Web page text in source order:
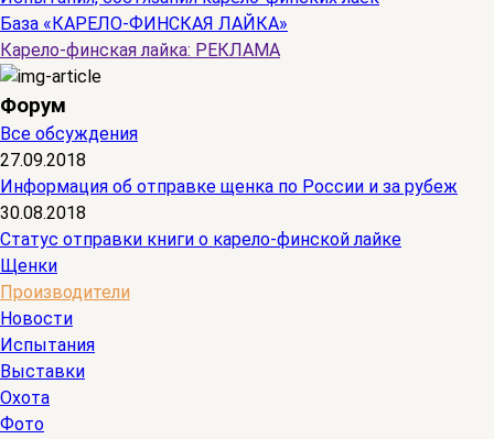
База «КАРЕЛО-ФИНСКАЯ ЛАЙКА»
Карело-финская лайка: РЕКЛАМА
Форум
Все обсуждения
27.09.2018
Информация об отправке щенка по России и за рубеж
30.08.2018
Статус отправки книги о карело-финской лайке
Щенки
Производители
Новости
Испытания
Выставки
Охота
Фото